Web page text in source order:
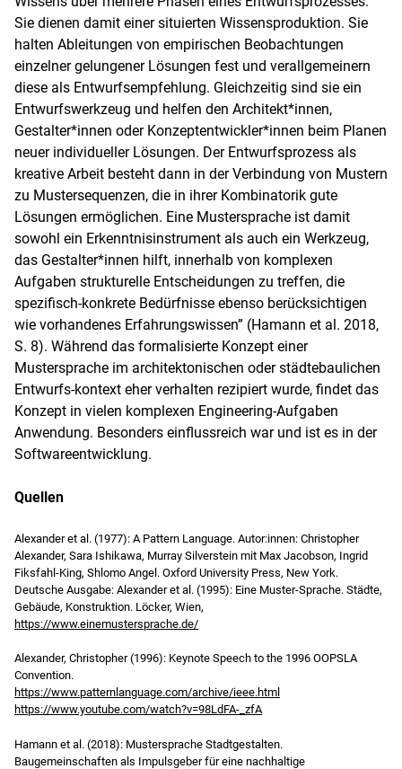
Sie dienen damit einer situierten Wissensproduktion. Sie
halten Ableitungen von empirischen Beobachtungen
einzelner gelungener Lösungen fest und verallgemeinern
diese als Entwurfsempfehlung. Gleichzeitig sind sie ein
Entwurfswerkzeug und helfen den Architekt*innen,
Gestalter*innen oder Konzeptentwickler*innen beim Planen
neuer individueller Lösungen. Der Entwurfsprozess als
kreative Arbeit besteht dann in der Verbindung von Mustern
zu Mustersequenzen, die in ihrer Kombinatorik gute
Lösungen ermöglichen. Eine Mustersprache ist damit
sowohl ein Erkenntnisinstrument als auch ein Werkzeug,
das Gestalter*innen hilft, innerhalb von komplexen
Aufgaben strukturelle Entscheidungen zu treffen, die
spezifisch-konkrete Bedürfnisse ebenso berücksichtigen
wie vorhandenes Erfahrungswissen” (Hamann et al. 2018,
S. 8). Während das formalisierte Konzept einer
Mustersprache im architektonischen oder städtebaulichen
Entwurfs-kontext eher verhalten rezipiert wurde, findet das
Konzept in vielen komplexen Engineering-Aufgaben
Anwendung. Besonders einflussreich war und ist es in der
Softwareentwicklung.
Quellen
Alexander et al. (1977): A Pattern Language. Autor:innen: Christopher
Alexander, Sara Ishikawa, Murray Silverstein mit Max Jacobson, Ingrid
Fiksfahl-King, Shlomo Angel. Oxford University Press, New York.
Deutsche Ausgabe: Alexander et al. (1995): Eine Muster-Sprache. Städte,
Gebäude, Konstruktion. Löcker, Wien,
https://www.einemustersprache.de/
Alexander, Christopher (1996): Keynote Speech to the 1996 OOPSLA
Convention.
https://www.patternlanguage.com/archive/ieee.html
https://www.youtube.com/watch?v=98LdFA-_zfA
Hamann et al. (2018): Mustersprache Stadtgestalten.
Baugemeinschaften als Impulsgeber für eine nachhaltige